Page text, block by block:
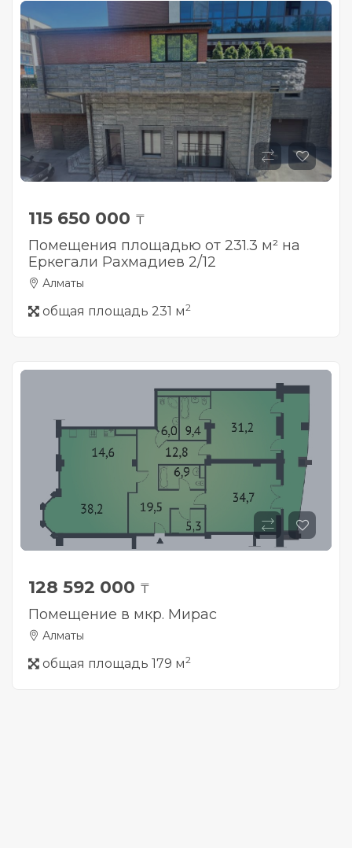
115 650 000 ₸
Помещения площадью от 231.3 м² на
Еркегали Рахмадиев 2/12
Алматы
общая площадь 231 м2
128 592 000 ₸
Помещение в мкр. Мирас
Алматы
общая площадь 179 м2